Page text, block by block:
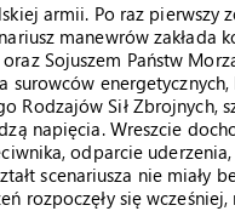
armii. Po raz pierwszy
manewrów
Sojuszem Państw
surowców
Rodzajów Sił Zbrojnych,
napięcia. Wreszcie
odparcie
scenariusza nie miały
rozpoczęły się